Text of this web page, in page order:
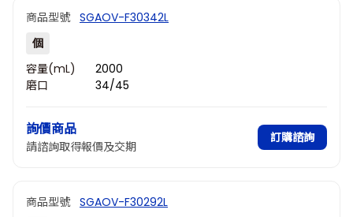
商品型號 SGAOV-F30342L
個
容量(mL)
2000
磨口
34/45
詢價商品
請諮詢取得報價及交期
訂購諮詢
商品型號 SGAOV-F30292L